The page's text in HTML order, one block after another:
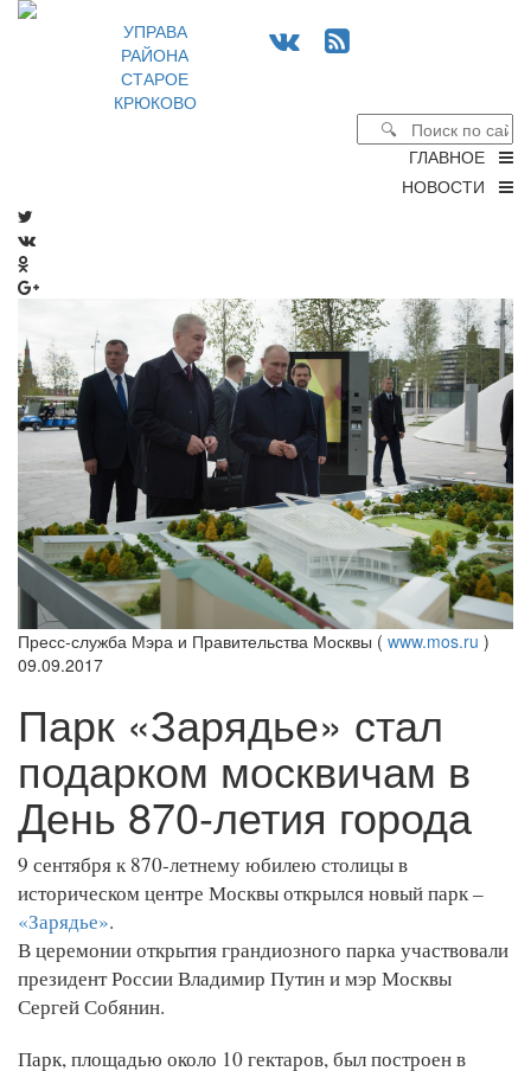
УПРАВА
РАЙОНА
СТАРОЕ
КРЮКОВО
ГЛАВНОЕ
НОВОСТИ
Пресс-служба Мэра и Правительства Москвы ( www.mos.ru )
09.09.2017
Парк «Зарядье» стал
подарком москвичам в
День 870-летия города
9 сентября к 870-летнему юбилею столицы в
историческом центре Москвы открылся новый парк –
«Зарядье».
В церемонии открытия грандиозного парка участвовали
президент России Владимир Путин и мэр Москвы
Сергей Собянин.
Парк, площадью около 10 гектаров, был построен в